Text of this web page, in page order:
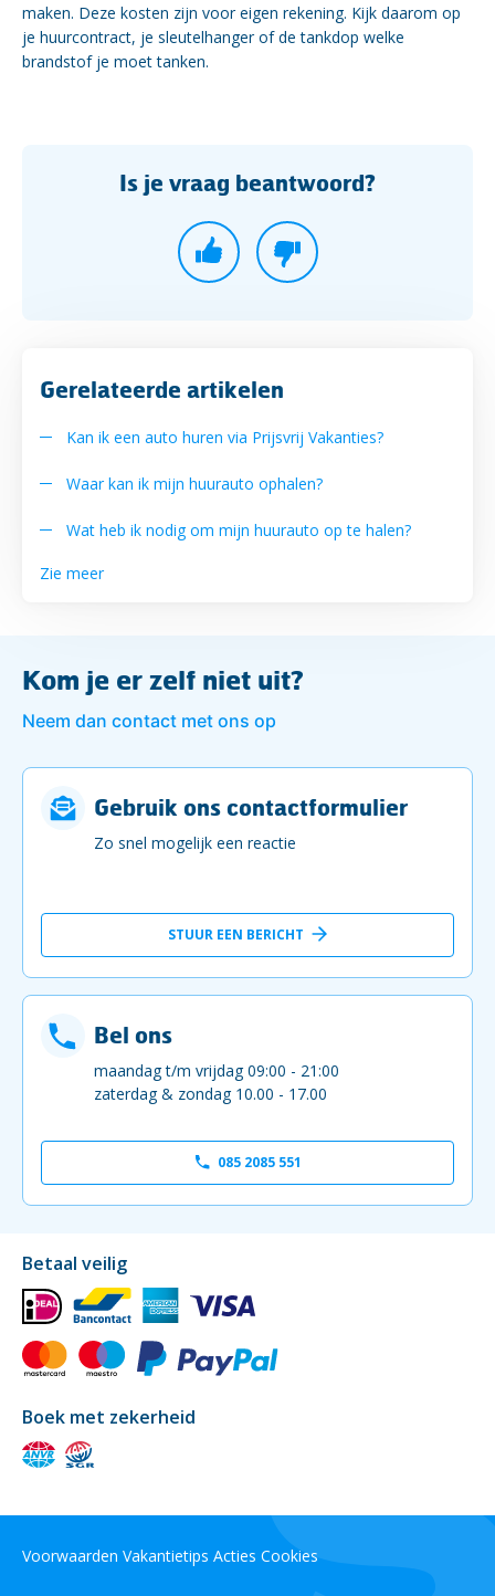
maken. Deze kosten zijn voor eigen rekening. Kijk daarom op
je huurcontract, je sleutelhanger of de tankdop welke
brandstof je moet tanken.
Is je vraag beantwoord?
Gerelateerde artikelen
Kan ik een auto huren via Prijsvrij Vakanties?
Waar kan ik mijn huurauto ophalen?
Wat heb ik nodig om mijn huurauto op te halen?
Zie meer
Kom je er zelf niet uit?
Neem dan contact met ons op
Gebruik ons contactformulier
Zo snel mogelijk een reactie
STUUR EEN BERICHT
Bel ons
maandag t/m vrijdag 09:00 - 21:00
zaterdag & zondag 10.00 - 17.00
085 2085 551
Betaal veilig
Boek met zekerheid
Voorwaarden Vakantietips Acties Cookies